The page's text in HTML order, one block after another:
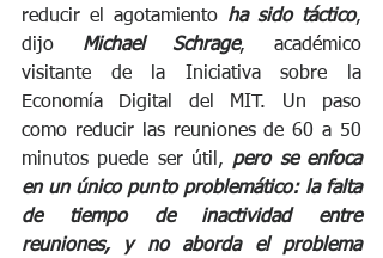
reducir el agotamiento ha sido táctico,
dijo Michael Schrage, académico
visitante de la Iniciativa sobre la
Economía Digital del MIT. Un paso
como reducir las reuniones de 60 a 50
minutos puede ser útil, pero se enfoca
en un único punto problemático: la falta
de tiempo de inactividad entre
reuniones, y no aborda el problema